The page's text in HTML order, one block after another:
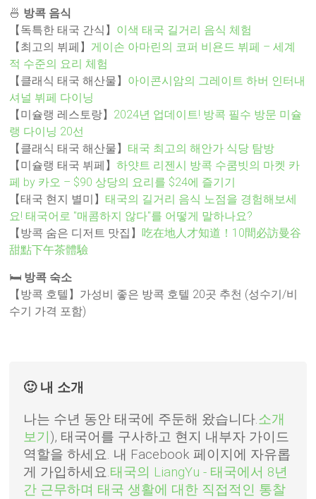
🍜 방콕 음식
【독특한 태국 간식】 이색 태국 길거리 음식 체험
【최고의 뷔페】 게이손 아마린의 코퍼 비욘드 뷔페 – 세계
적 수준의 요리 체험
【클래식 태국 해산물】 아이콘시암의 그레이트 하버 인터내
셔널 뷔페 다이닝
【미슐랭 레스토랑】 2024년 업데이트! 방콕 필수 방문 미슐
랭 다이닝 20선
【클래식 태국 해산물】태국 최고의 해안가 식당 탐방
【미슐랭 태국 뷔페】하얏트 리젠시 방콕 수쿰빗의 마켓 카
페 by 카오 – $90 상당의 요리를 $24에 즐기기
【태국 현지 별미】태국의 길거리 음식 노점을 경험해보세
요! 태국어로 "매콤하지 않다"를 어떻게 말하나요?
【방콕 숨은 디저트 맛집】吃在地人才知道！10間必訪曼谷
甜點下午茶體驗
🛏️ 방콕 숙소
【방콕 호텔】가성비 좋은 방콕 호텔 20곳 추천 (성수기/비
수기 가격 포함)
🙂 내 소개
나는 수년 동안 태국에 주둔해 왔습니다.소개
보기 ), 태국어를 구사하고 현지 내부자 가이드
역할을 하세요. 내 Facebook 페이지에 자유롭
게 가입하세요.태국의 LiangYu - 태국에서 8년
간 근무하며 태국 생활에 대한 직접적인 통찰